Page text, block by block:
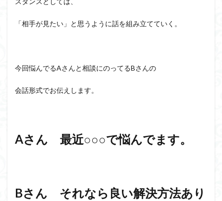
「相手が見たい」と思うように話を組み立てていく。
今回悩んでるAさんと相談にのってるBさんの
会話形式でお伝えします。
Aさん 最近○○○で悩んでます。
Bさん それなら良い解決方法あり